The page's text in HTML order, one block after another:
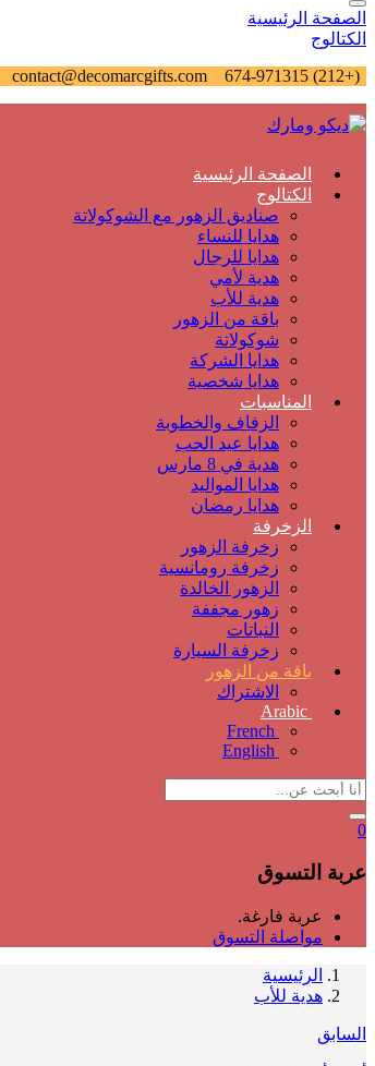
الصفحة الرئيسية
الكتالوج
(+212) 674-971315
contact@decomarcgifts.com
الصفحة الرئيسية
الكتالوج
صناديق الزهور مع الشوكولاتة
هدايا للنساء
هدايا للرجال
هدية لأمي
هدية للأب
باقة من الزهور
شوكولاتة
هدايا الشركة
هدايا شخصية
المناسبات
الزفاف والخطوبة
هدايا عيد الحب
هدية في 8 مارس
هدايا المواليد
هدايا رمضان
الزخرفة
زخرفة الزهور
زخرفة رومانسية
الزهور الخالدة
زهور مجففة
النباتات
زخرفة السيارة
باقة من الزهور
الاشتراك
Arabic
French
English
0
عربة التسوق
عربة فارغة.
مواصلة التسوق
الرئيسية
هدية للأب
السابق